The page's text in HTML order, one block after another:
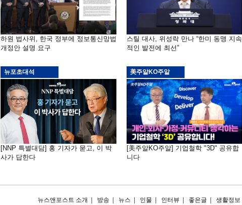
하원 법사위, 한국 정부에 정보통신망법
개정안 설명 요구
스틸 대사, 위성락 만나 “한미 동맹 지속
적인 발전에 최선”
뉴포초대석
[NNP 특별대담] 홍 기자가 묻고, 이 박
사가 답한다
美주알KO주알
[美주알KO주알] 기업철학 "3D" 공유합
니다
뉴스앤포스트 소개 방송 뉴스 인물 인터뷰 좋은글 생활정보